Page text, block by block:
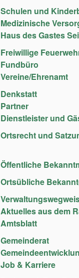
Schulen und
Medizinische
Haus des Gastes
Freiwillige
Fundbüro
Vereine/Ehrenamt
Denkstatt
Partner
Dienstleister und
Ortsrecht und
Öffentliche
Ortsübliche
Aktuelles aus dem
Amtsblatt
Gemeinderat
Job & Karriere